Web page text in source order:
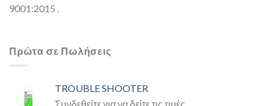
9001:2015 .
Πρώτα σε Πωλήσεις
TROUBLE SHOOTER